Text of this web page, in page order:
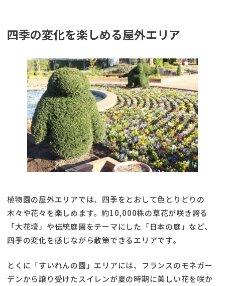
四季の変化を楽しめる屋外エリア
植物園の屋外エリアでは、四季をとおして色とりどりの
木々や花々を楽しめます。約10,000株の草花が咲き誇る
「大花壇」や伝統庭園をテーマにした「日本の庭」など、
四季の変化を感じながら散策できるエリアです。
とくに「すいれんの園」エリアには、フランスのモネガー
デンから譲り受けたスイレンが夏の時期に美しい花を咲か